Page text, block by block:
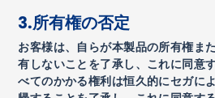
3.所有権の否定
お客様は、自らが本製品の所有権ま
有しないことを了承し、これに同意
べてのかかる権利は恒久的にセガに